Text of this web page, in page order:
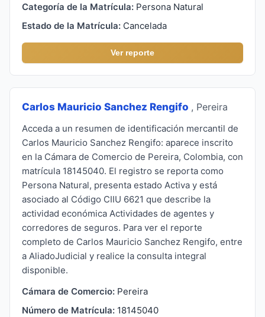
Categoría de la Matrícula: Persona Natural
Estado de la Matrícula: Cancelada
Ver reporte
Carlos Mauricio Sanchez Rengifo , Pereira
Acceda a un resumen de identificación mercantil de
Carlos Mauricio Sanchez Rengifo: aparece inscrito
en la Cámara de Comercio de Pereira, Colombia, con
matrícula 18145040. El registro se reporta como
Persona Natural, presenta estado Activa y está
asociado al Código CIIU 6621 que describe la
actividad económica Actividades de agentes y
corredores de seguros. Para ver el reporte
completo de Carlos Mauricio Sanchez Rengifo, entre
a AliadoJudicial y realice la consulta integral
disponible.
Cámara de Comercio: Pereira
Número de Matrícula: 18145040